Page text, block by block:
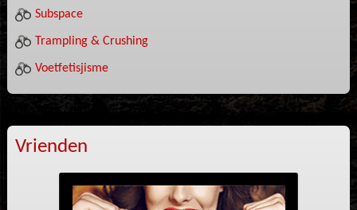
Subspace
Trampling & Crushing
Voetfetisjisme
Vrienden